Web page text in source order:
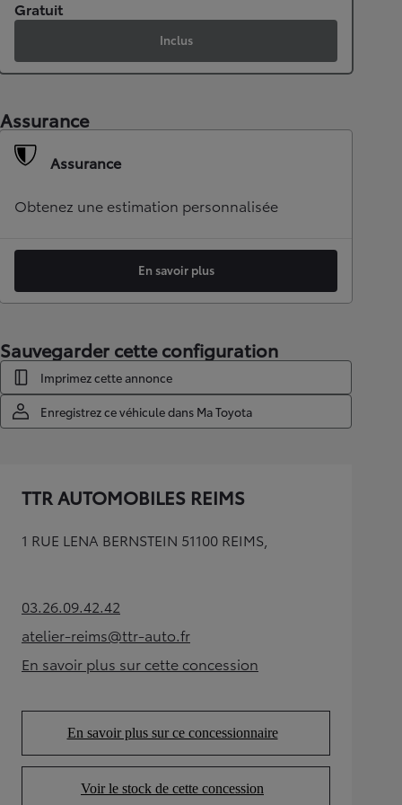
Gratuit
Inclus
Assurance
Assurance
Obtenez une estimation personnalisée
En savoir plus
Sauvegarder cette configuration
Imprimez cette annonce
Enregistrez ce véhicule dans Ma Toyota
TTR AUTOMOBILES REIMS
1 RUE LENA BERNSTEIN 51100 REIMS,
03.26.09.42.42(Opens in new tab)
atelier-reims@ttr-auto.fr
(Opens in new tab)
En savoir plus sur cette concession
(Opens in new tab)
En savoir plus sur ce concessionnaire
(Opens in new tab)
Voir le stock de cette concession
(Opens in new tab)